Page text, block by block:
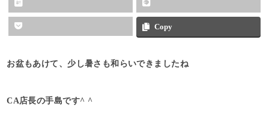
Copy
お盆もあけて、少し暑さも和らいできましたね
CA店長の手島です^ ^